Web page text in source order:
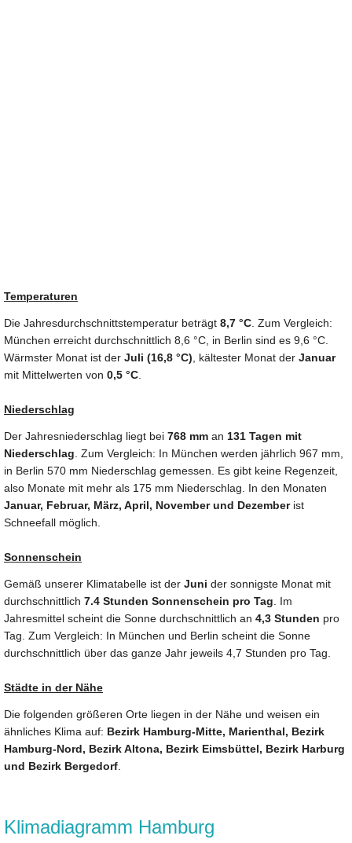
Temperaturen
Die Jahresdurchschnittstemperatur beträgt 8,7 °C. Zum Vergleich:
München erreicht durchschnittlich 8,6 °C, in Berlin sind es 9,6 °C.
Wärmster Monat ist der Juli (16,8 °C), kältester Monat der Januar
mit Mittelwerten von 0,5 °C.
Niederschlag
Der Jahresniederschlag liegt bei 768 mm an 131 Tagen mit
Niederschlag. Zum Vergleich: In München werden jährlich 967 mm,
in Berlin 570 mm Niederschlag gemessen. Es gibt keine Regenzeit,
also Monate mit mehr als 175 mm Niederschlag. In den Monaten
Januar, Februar, März, April, November und Dezemberist
Schneefall möglich.
Sonnenschein
Gemäß unserer Klimatabelle ist der Juni der sonnigste Monat mit
durchschnittlich 7.4 Stunden Sonnenschein pro Tag. Im
Jahresmittel scheint die Sonne durchschnittlich an 4,3 Stunden pro
Tag. Zum Vergleich: In München und Berlin scheint die Sonne
durchschnittlich über das ganze Jahr jeweils 4,7 Stunden pro Tag.
Städte in der Nähe
Die folgenden größeren Orte liegen in der Nähe und weisen ein
ähnliches Klima auf: Bezirk Hamburg-Mitte, Marienthal, Bezirk
Hamburg-Nord, Bezirk Altona, Bezirk Eimsbüttel, Bezirk Harburg
und Bezirk Bergedorf.
Klimadiagramm Hamburg